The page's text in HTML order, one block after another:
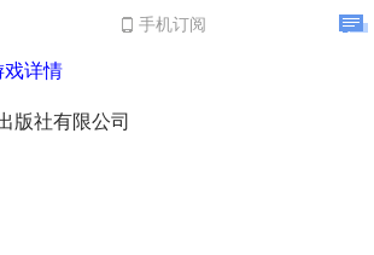
手机订阅
戏详情
版社有限公司